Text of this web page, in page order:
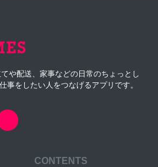
や配送、家事などの日常のちょっとし
事をしたい人をつなげるアプリです。
CONTENTS